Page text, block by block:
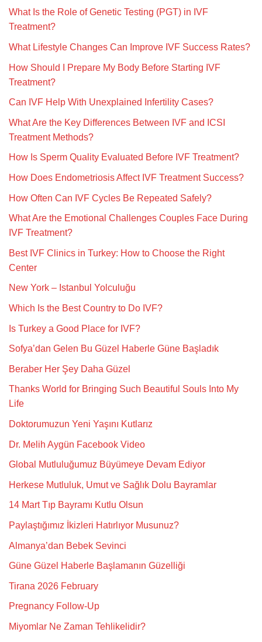
What Is the Role of Genetic Testing (PGT) in IVF
Treatment?
What Lifestyle Changes Can Improve IVF Success Rates?
How Should I Prepare My Body Before Starting IVF
Treatment?
Can IVF Help With Unexplained Infertility Cases?
What Are the Key Differences Between IVF and ICSI
Treatment Methods?
How Is Sperm Quality Evaluated Before IVF Treatment?
How Does Endometriosis Affect IVF Treatment Success?
How Often Can IVF Cycles Be Repeated Safely?
What Are the Emotional Challenges Couples Face During
IVF Treatment?
Best IVF Clinics in Turkey: How to Choose the Right
Center
New York – Istanbul Yolculuğu
Which Is the Best Country to Do IVF?
Is Turkey a Good Place for IVF?
Sofya’dan Gelen Bu Güzel Haberle Güne Başladık
Beraber Her Şey Daha Güzel
Thanks World for Bringing Such Beautiful Souls Into My
Life
Doktorumuzun Yeni Yaşını Kutlarız
Dr. Melih Aygün Facebook Video
Global Mutluluğumuz Büyümeye Devam Ediyor
Herkese Mutluluk, Umut ve Sağlık Dolu Bayramlar
14 Mart Tıp Bayramı Kutlu Olsun
Paylaştığımız İkizleri Hatırlıyor Musunuz?
Almanya’dan Bebek Sevinci
Güne Güzel Haberle Başlamanın Güzelliği
Tirana 2026 February
Pregnancy Follow-Up
Miyomlar Ne Zaman Tehlikelidir?